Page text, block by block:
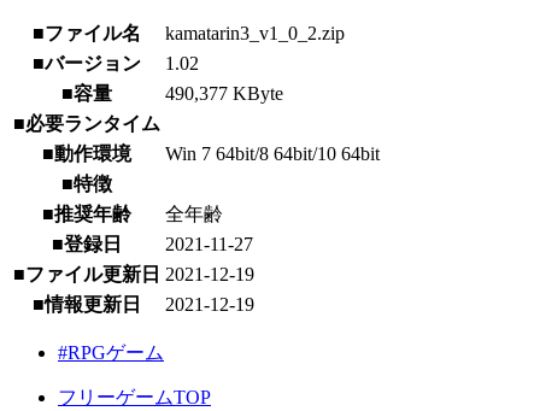
■ファイル名
kamatarin3_v1_0_2.zip
■バージョン
1.02
■容量
490,377 KByte
■必要ランタイム
■動作環境
Win 7 64bit/8 64bit/10 64bit
■特徴
■推奨年齢
全年齢
■登録日
2021-11-27
■ファイル更新日 2021-12-19
■情報更新日
2021-12-19
#RPGゲーム
フリーゲームTOP